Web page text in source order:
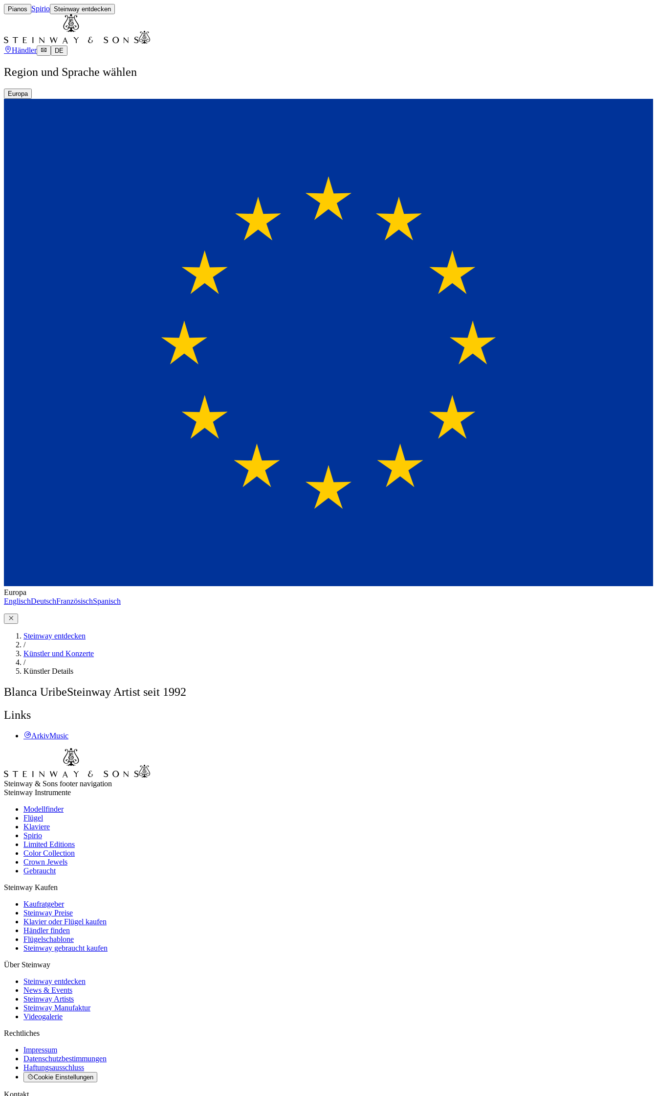
Pianos Spirio Steinway entdecken
Händler DE
Region und Sprache wählen
Europa
Europa
EnglischDeutschFranzösischSpanisch
Steinway entdecken
/
Künstler und Konzerte
/
Künstler Details
Blanca UribeSteinway Artist seit 1992
Links
ArkivMusic
Steinway & Sons footer navigation
Steinway Instrumente
Modellfinder
Flügel
Klaviere
Spirio
Limited Editions
Color Collection
Crown Jewels
Gebraucht
Steinway Kaufen
Kaufratgeber
Steinway Preise
Klavier oder Flügel kaufen
Händler finden
Flügelschablone
Steinway gebraucht kaufen
Über Steinway
Steinway entdecken
News & Events
Steinway Artists
Steinway Manufaktur
Videogalerie
Rechtliches
Impressum
Datenschutzbestimmungen
Haftungsausschluss
Cookie Einstellungen
Kontakt